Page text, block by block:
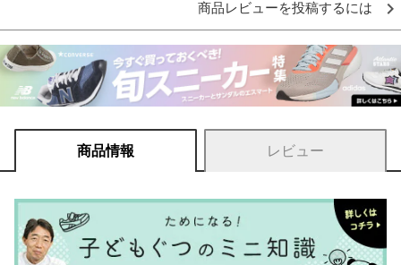
商品レビューを投稿するには
商品情報 レビュー